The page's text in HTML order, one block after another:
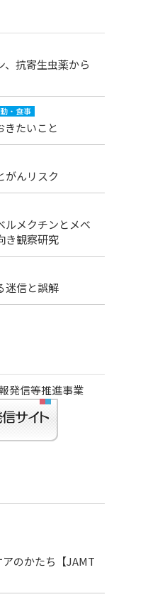
、抗寄生虫薬から
・食事
きたいこと
がんリスク
ルメクチンとメベ
き観察研究
迷信と誤解
発信等推進事業
のかたち【JAMT